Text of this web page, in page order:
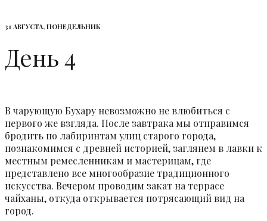
31 АВГУСТА, ПОНЕДЕЛЬНИК
День 4
В чарующую Бухару невозможно не влюбиться с
первого же взгляда. После завтрака мы отправимся
бродить по лабиринтам улиц старого города,
познакомимся с древней историей, заглянем в лавки к
местным ремесленникам и мастерицам, где
представлено все многообразие традиционного
искусства. Вечером проводим закат на террасе
чайханы, откуда открывается потрясающий вид на
город.